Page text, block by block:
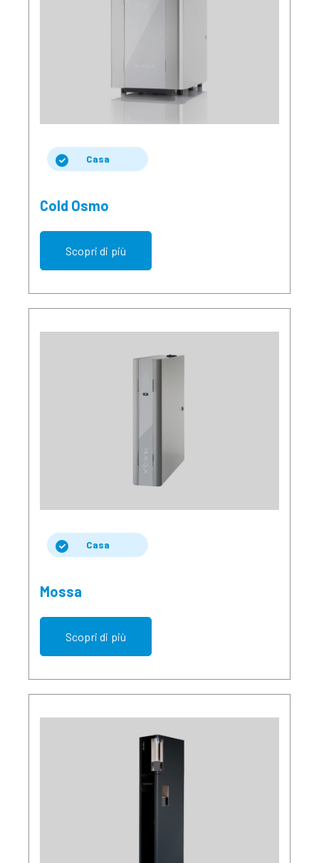
Casa
Cold Osmo
Scopri di più
Casa
Mossa
Scopri di più